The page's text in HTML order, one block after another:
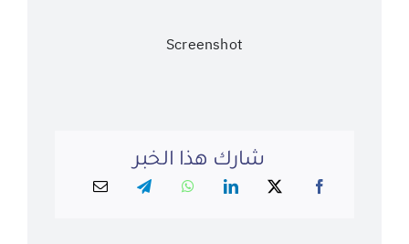
Screenshot
شارك هذا الخبر